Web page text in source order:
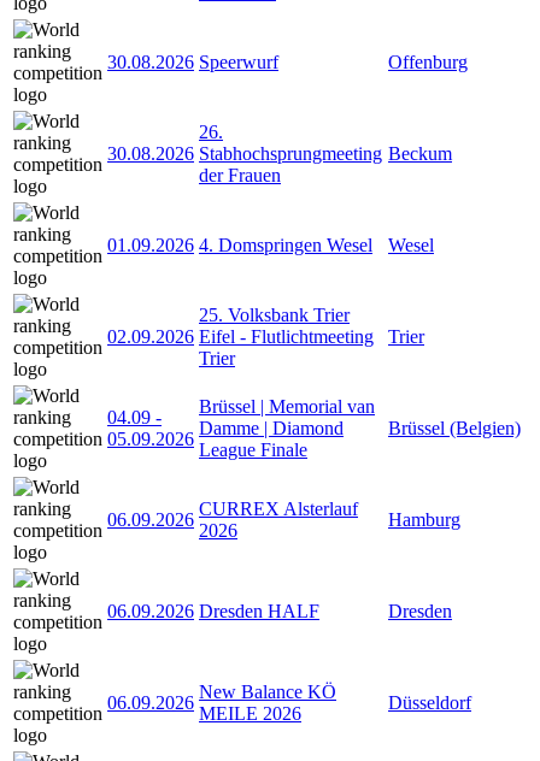
30.08.2026 Speerwurf Offenburg
30.08.2026
26.
Stabhochsprungmeeting
der Frauen
Beckum
01.09.2026 4. Domspringen Wesel Wesel
02.09.2026
25. Volksbank Trier
Eifel - Flutlichtmeeting
Trier
Trier
04.09 -
05.09.2026
Brüssel | Memorial van
Damme | Diamond
League Finale
Brüssel (Belgien)
06.09.2026
CURREX Alsterlauf
2026
Hamburg
06.09.2026 Dresden HALF Dresden
06.09.2026
New Balance KÖ
MEILE 2026
Düsseldorf